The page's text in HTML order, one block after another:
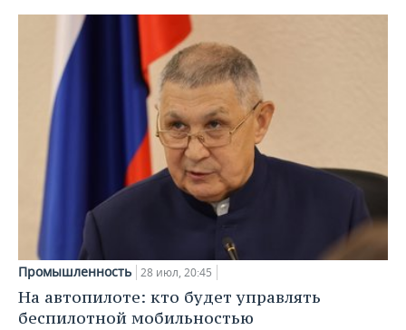
Промышленность 28 июл, 20:45
На автопилоте: кто будет управлять
беспилотной мобильностью